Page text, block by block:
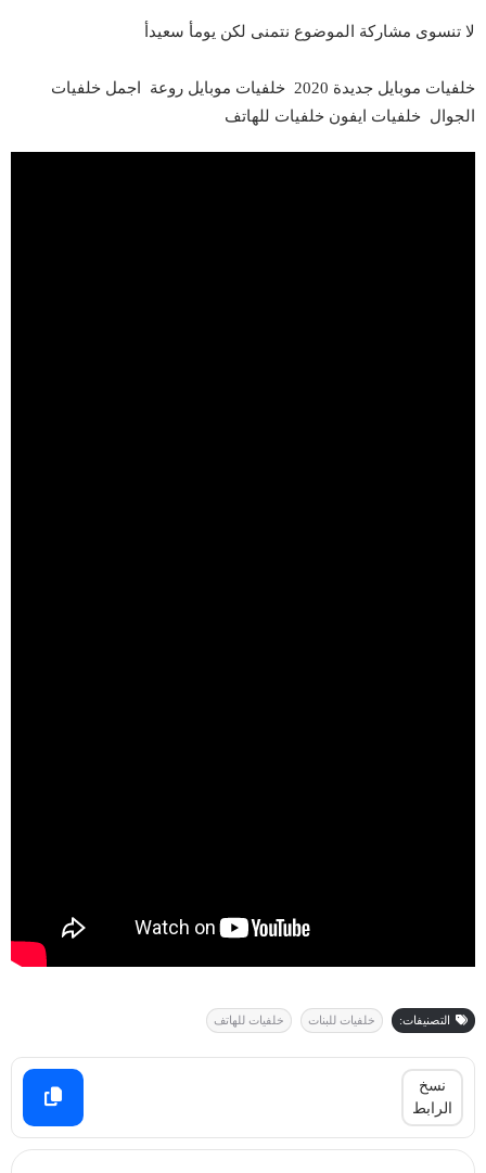
لا تنسوى مشاركة الموضوع نتمنى لكن يومأ سعيدأ
خلفيات موبايل جديدة 2020 خلفيات موبايل روعة اجمل خلفيات
الجوال خلفيات ايفون خلفيات للهاتف
التصنيفات: خلفيات للبنات خلفيات للهاتف
نسخ
الرابط